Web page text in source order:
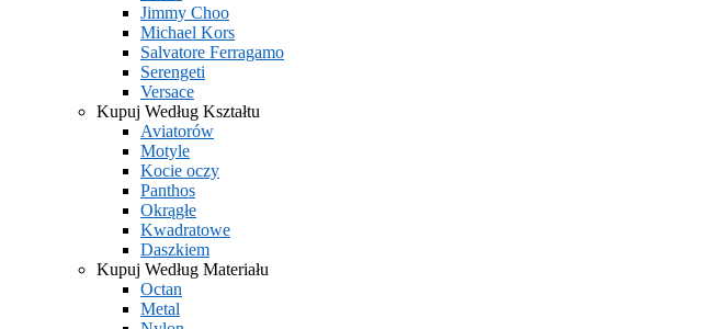
Jimmy Choo
Michael Kors
Salvatore Ferragamo
Serengeti
Versace
Kupuj Według Kształtu
Aviatorów
Motyle
Kocie oczy
Panthos
Okrągłe
Kwadratowe
Daszkiem
Kupuj Według Materiału
Octan
Metal